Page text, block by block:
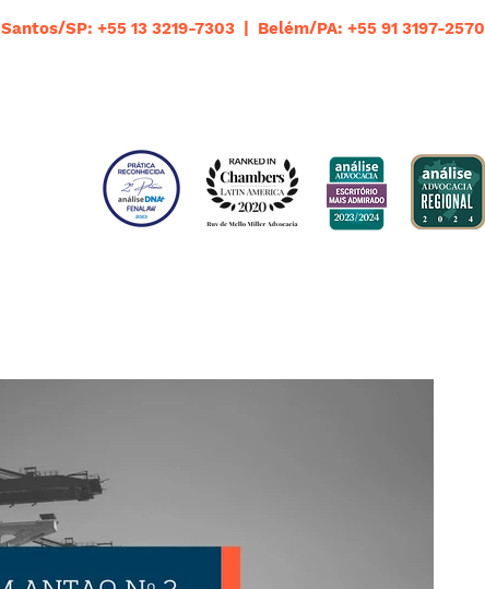
Santos/SP: +55 13 3219-7303 | Belém/PA: +55 91 3197-2570